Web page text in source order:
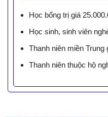
Học bổng trị giá
Học sinh, sinh viên
Thanh niên miền Trung
Thanh niên thuộc hộ